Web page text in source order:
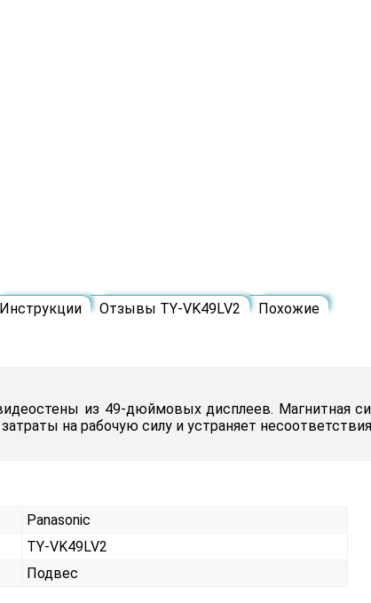
Инструкции Отзывы TY-VK49LV2 Похожие
из 49-дюймовых дисплеев. Магнитная
на рабочую силу и устраняет
Panasonic
TY-VK49LV2
Подвес